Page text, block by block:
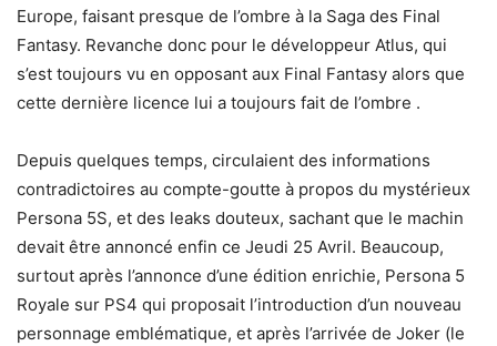
Europe, faisant presque de l’ombre à la Saga des Final
Fantasy. Revanche donc pour le développeur Atlus, qui
s’est toujours vu en opposant aux Final Fantasy alors que
cette dernière licence lui a toujours fait de l’ombre .
Depuis quelques temps, circulaient des informations
contradictoires au compte-goutte à propos du mystérieux
Persona 5S, et des leaks douteux, sachant que le machin
devait être annoncé enfin ce Jeudi 25 Avril. Beaucoup,
surtout après l’annonce d’une édition enrichie, Persona 5
Royale sur PS4 qui proposait l’introduction d’un nouveau
personnage emblématique, et après l’arrivée de Joker (le